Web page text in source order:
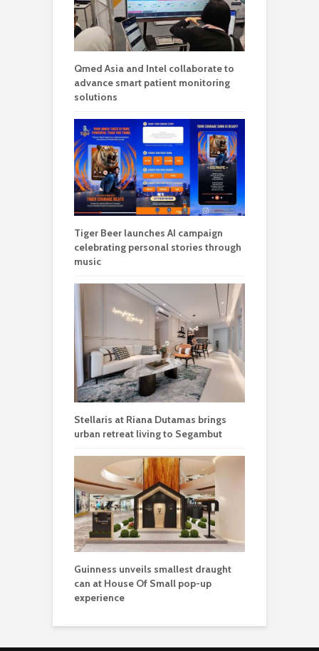
Qmed Asia and Intel collaborate to
advance smart patient monitoring
solutions
Tiger Beer launches AI campaign
celebrating personal stories through
music
Stellaris at Riana Dutamas brings
urban retreat living to Segambut
Guinness unveils smallest draught
can at House Of Small pop-up
experience